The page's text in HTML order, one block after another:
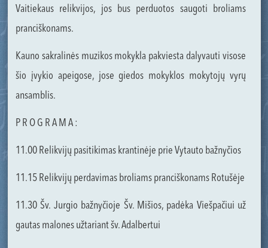
Vaitiekaus relikvijos, jos bus perduotos saugoti broliams
pranciškonams.
Kauno sakralinės muzikos mokykla pakviesta dalyvauti visose
šio įvykio apeigose, jose giedos mokyklos mokytojų vyrų
ansamblis.
P R O G R A M A :
11.00 Relikvijų pasitikimas krantinėje prie Vytauto bažnyčios
11.15 Relikvijų perdavimas broliams pranciškonams Rotušėje
11.30 Šv. Jurgio bažnyčioje Šv. Mišios, padėka Viešpačiui už
gautas malones užtariant šv. Adalbertui